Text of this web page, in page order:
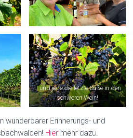
… und jage die letzte Süße in den
schweren Wein!
wunderbarer Erinnerungs- und
Hier mehr dazu.